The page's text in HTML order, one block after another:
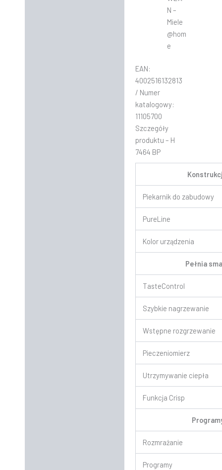
N –
Miele
@hom
e
EAN:
4002516132813
/ Numer
katalogowy:
11105700
Szczegóły
produktu – H
7464 BP
Piekarnik do zabudowy
PureLine
Kolor urządzenia
Pełnia
TasteControl
Szybkie nagrzewanie
Wstępne rozgrzewanie
Pieczeniomierz
Utrzymywanie ciepła
Funkcja Crisp
Rozmrażanie
Programy